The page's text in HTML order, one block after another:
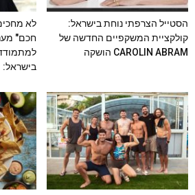
הסטייל הצרפתי נוחת בישראל:
קולקציית המשקפיים החדשה של
CAROLIN ABRAM הושקה
לא
חכם"
בישראל: